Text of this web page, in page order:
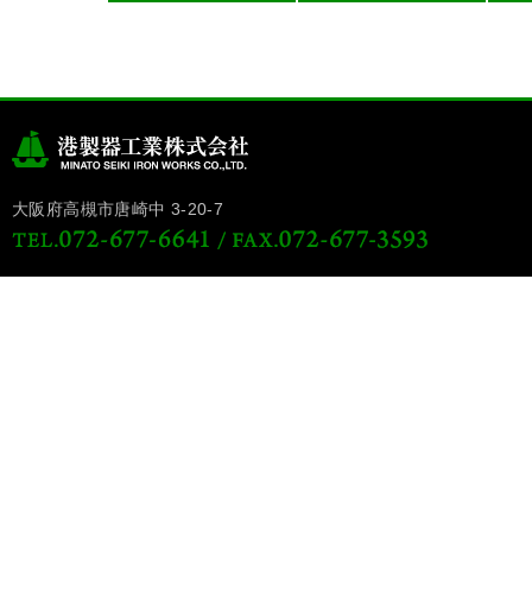
大阪府高槻市唐崎中 3-20-7